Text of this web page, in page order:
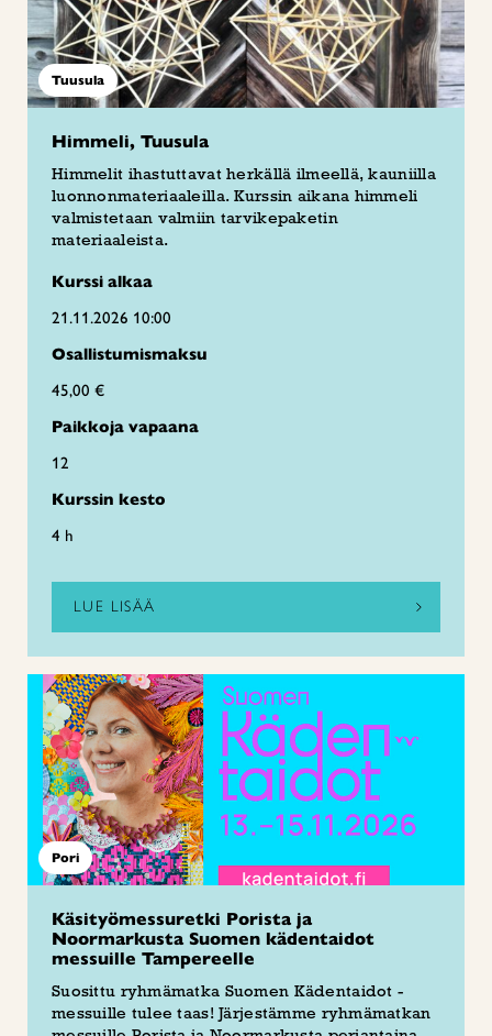
Tuusula
Himmeli, Tuusula
Himmelit ihastuttavat herkällä ilmeellä, kauniilla
luonnonmateriaaleilla. Kurssin aikana himmeli
valmistetaan valmiin tarvikepaketin
materiaaleista.
Kurssi alkaa
21.11.2026 10:00
Osallistumismaksu
45,00 €
Paikkoja vapaana
12
Kurssin kesto
4 h
LUE LISÄÄ
Pori
Käsityömessuretki Porista ja
Noormarkusta Suomen kädentaidot
messuille Tampereelle
Suosittu ryhmämatka Suomen Kädentaidot -
messuille tulee taas! Järjestämme ryhmämatkan